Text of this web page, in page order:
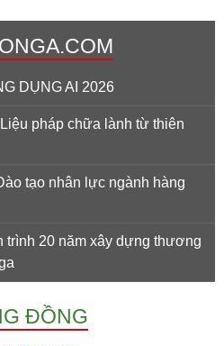
DỤNG AI 2026
pháp chữa lành từ thiên
tạo nhân lực ngành hàng
trình 20 năm xây dựng thương
ĐỒNG